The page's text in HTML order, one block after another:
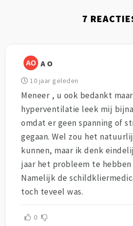
7
A O
10 jaar geleden
Meneer , u ook bedankt
hyperventilatie leek mij
omdat er geen spanning of
gegaan. Wel zou het
kunnen, maar ik denk
jaar het probleem te hebben
Namelijk de
toch teveel was.
0